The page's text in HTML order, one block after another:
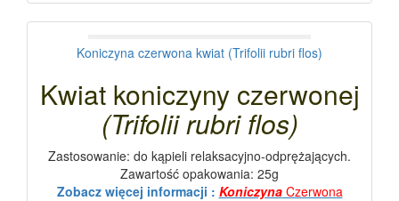
Koniczyna czerwona kwiat (Trifolii rubri flos)
Kwiat koniczyny czerwonej
(Trifolii rubri flos)
Zastosowanie: do kąpieli relaksacyjno-odprężających.
Zawartość opakowania: 25g
Zobacz więcej informacji : KoniczynaCzerwona